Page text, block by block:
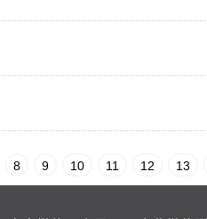
8 9 10 11 12 13